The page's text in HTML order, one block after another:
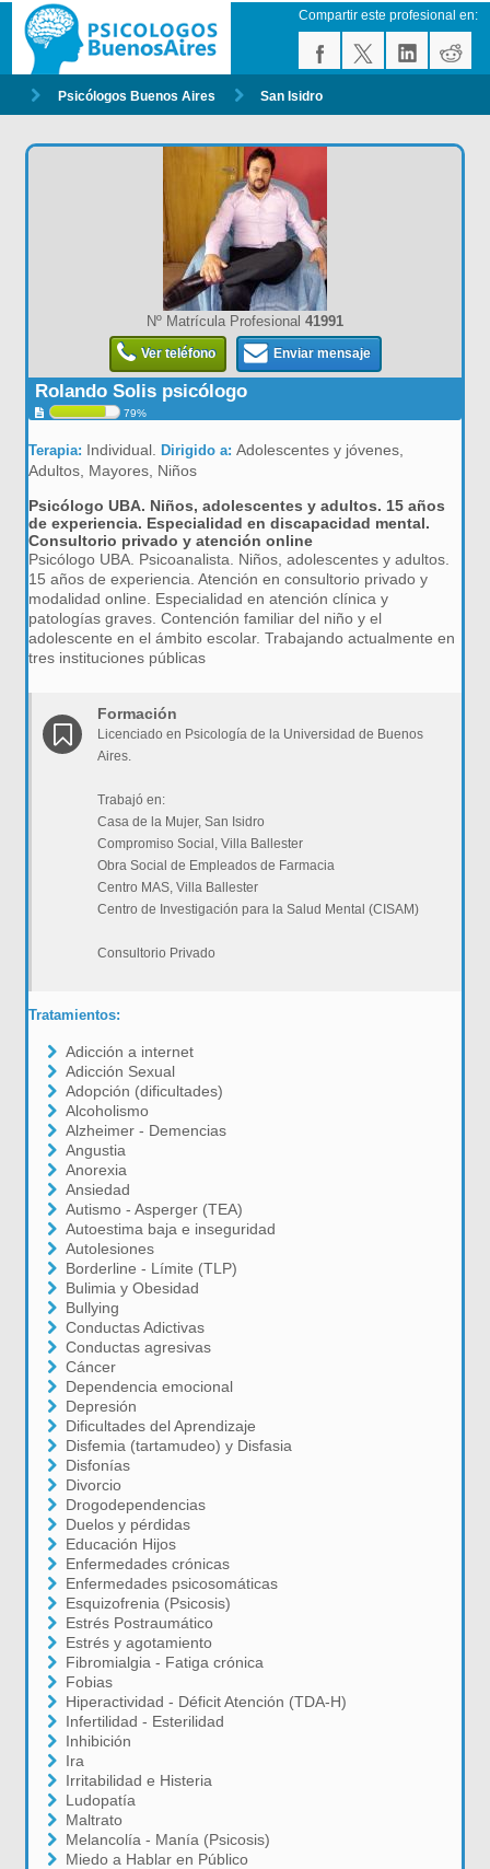
Compartir este profesional en:
Psicólogos Buenos Aires San Isidro
Nº Matrícula Profesional 41991
Ver teléfono Enviar mensaje
Rolando Solis psicólogo
79%
Terapia: Individual.Dirigido a:Adolescentes y jóvenes,
Adultos, Mayores, Niños
Psicólogo UBA. Niños, adolescentes y adultos. 15 años
de experiencia. Especialidad en discapacidad mental.
Consultorio privado y atención online
Psicólogo UBA. Psicoanalista. Niños, adolescentes y adultos.
15 años de experiencia. Atención en consultorio privado y
modalidad online. Especialidad en atención clínica y
patologías graves. Contención familiar del niño y el
adolescente en el ámbito escolar. Trabajando actualmente en
tres instituciones públicas
Formación
Licenciado en Psicología de la Universidad de Buenos
Aires.
Trabajó en:
Casa de la Mujer, San Isidro
Compromiso Social, Villa Ballester
Obra Social de Empleados de Farmacia
Centro MAS, Villa Ballester
Centro de Investigación para la Salud Mental (CISAM)
Consultorio Privado
Tratamientos:
Adicción a internet
Adicción Sexual
Adopción (dificultades)
Alcoholismo
Alzheimer - Demencias
Angustia
Anorexia
Ansiedad
Autismo - Asperger (TEA)
Autoestima baja e inseguridad
Autolesiones
Borderline - Límite (TLP)
Bulimia y Obesidad
Bullying
Conductas Adictivas
Conductas agresivas
Cáncer
Dependencia emocional
Depresión
Dificultades del Aprendizaje
Disfemia (tartamudeo) y Disfasia
Disfonías
Divorcio
Drogodependencias
Duelos y pérdidas
Educación Hijos
Enfermedades crónicas
Enfermedades psicosomáticas
Esquizofrenia (Psicosis)
Estrés Postraumático
Estrés y agotamiento
Fibromialgia - Fatiga crónica
Fobias
Hiperactividad - Déficit Atención (TDA-H)
Infertilidad - Esterilidad
Inhibición
Ira
Irritabilidad e Histeria
Ludopatía
Maltrato
Melancolía - Manía (Psicosis)
Miedo a Hablar en Público